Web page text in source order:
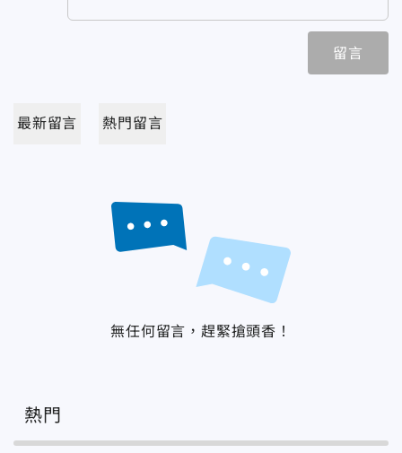
留言
最新留言 熱門留言
無任何留言，趕緊搶頭香！
熱門